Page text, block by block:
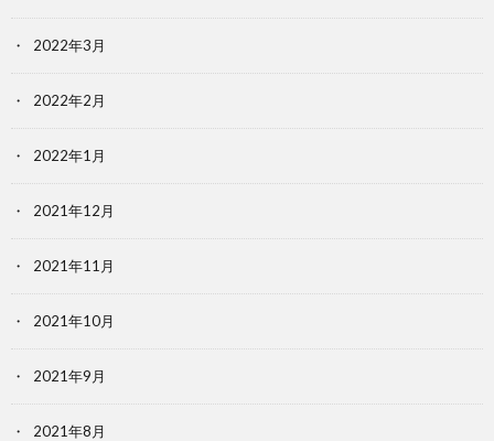
2022年3月
2022年2月
2022年1月
2021年12月
2021年11月
2021年10月
2021年9月
2021年8月